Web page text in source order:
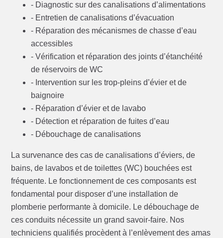
- Diagnostic sur des canalisations d’alimentations
- Entretien de canalisations d’évacuation
- Réparation des mécanismes de chasse d’eau
accessibles
- Vérification et réparation des joints d’étanchéité
de réservoirs de WC
- Intervention sur les trop-pleins d’évier et de
baignoire
- Réparation d’évier et de lavabo
- Détection et réparation de fuites d’eau
- Débouchage de canalisations
La survenance des cas de canalisations d’éviers, de
bains, de lavabos et de toilettes (WC) bouchées est
fréquente. Le fonctionnement de ces composants est
fondamental pour disposer d’une installation de
plomberie performante à domicile. Le débouchage de
ces conduits nécessite un grand savoir-faire. Nos
techniciens qualifiés procèdent à l’enlèvement des amas